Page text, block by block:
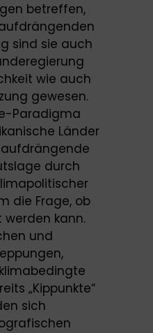
betreffen,
sind sie auch
wie auch
gewesen.
Paradigma
Länder
aufdrängende
durch
die Frage, ob
kann.
und
„Kippunkte“
sich